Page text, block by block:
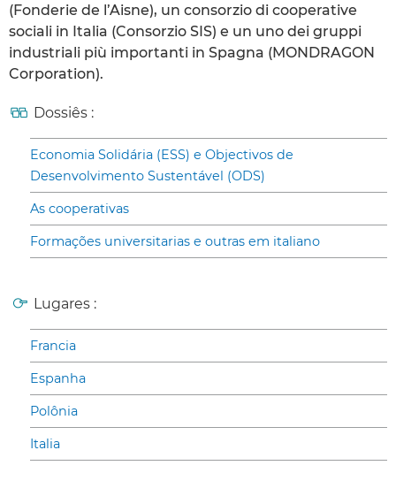
(Fonderie de l’Aisne), un consorzio di cooperative
sociali in Italia (Consorzio SIS) e un uno dei gruppi
industriali più importanti in Spagna (MONDRAGON
Corporation).
Dossiês :
Economia Solidária (ESS) e Objectivos de
Desenvolvimento Sustentável (ODS)
As cooperativas
Formações universitarias e outras em italiano
Lugares :
Francia
Espanha
Polônia
Italia